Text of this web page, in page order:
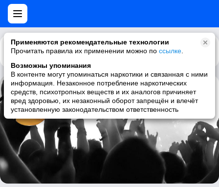
Применяются рекомендательные технологии
Прочитать правила их применении можно по ссылке
Возможны упоминания
В контенте могут упоминаться наркотики и связанная с ними
информация. Незаконное потребление наркотических
средств, психотропных веществ и их аналогов причиняет
вред здоровью, их незаконный оборот запрещён и влечёт
установленную законодательством ответственность
Каталог Рекомендации
Projections
lounge, chillout, electronic, jazz